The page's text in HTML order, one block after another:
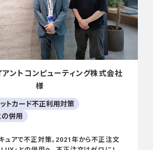
アントコンピューティング株式会社
様
トカード不正利用対策
の併用
ュアで不正対策。2021年から不正注文